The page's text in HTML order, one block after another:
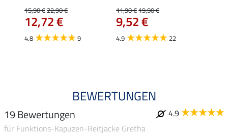
15,90 €22,90 €
12,72 €
4.8 9
11,90 €19,90 €
9,52 €
4.9 22
BEWERTUNGEN
19 Bewertungen
4.9
für Funktions-Kapuzen-Reitjacke Gretha